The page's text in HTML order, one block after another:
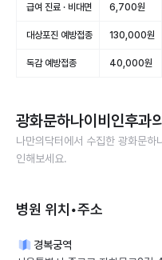
급여 진료 · 비대면 6,700원
대상포진 예방접종 130,000원
독감 예방접종 40,000원
광화문하나이비인후과
나만의닥터에서 수집한 광화문하
인해보세요.
병원 위치•주소
경복궁역